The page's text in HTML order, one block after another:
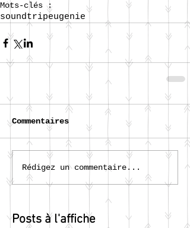
Posts à l'affiche
Mots-clés :
soundtripeugenie
Commentaires
Rédigez un commentaire...